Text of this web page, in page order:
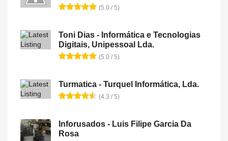
(5.0 / 5)
Toni Dias - Informática e Tecnologias
Digitais, Unipessoal Lda.
(5.0 / 5)
Turmatica - Turquel Informática, Lda.
(4.3 / 5)
Inforusados - Luis Filipe Garcia Da
Rosa